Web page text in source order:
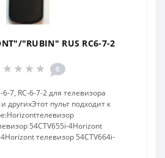
"RUBIN" RUS RC6-7-2
0
6-7, RC-6-7-2 для телевизора
другихЭтот пульт подходит к
54CTV655i-4Horizont
телевизор 54CTV664i-